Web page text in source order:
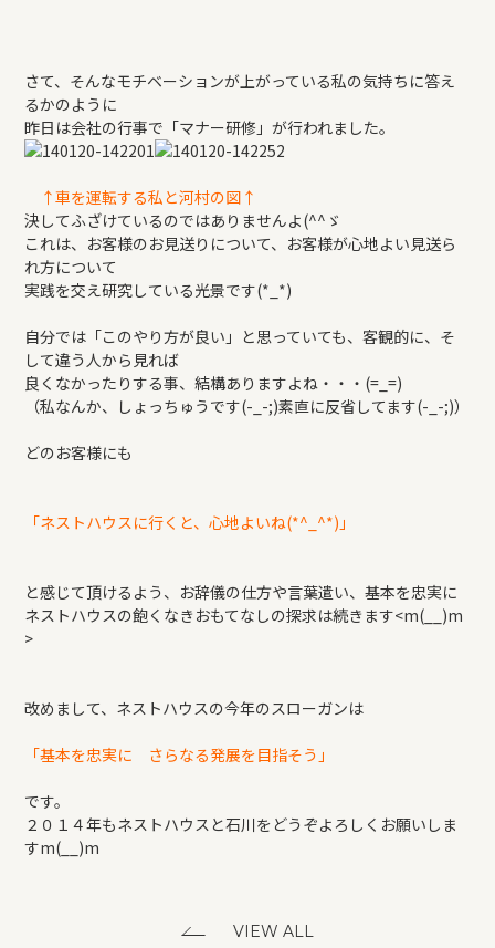
新築住宅のお問い合わせ
さて、そんなモチベーションが上がっている私の気持ちに答え
るかのように
昨日は会社の行事で「マナー研修」が行われました。
↑車を運転する私と河村の図↑
決してふざけているのではありませんよ(^^ゞ
これは、お客様のお見送りについて、お客様が心地よい見送ら
れ方について
実践を交え研究している光景です(*_*)
自分では「このやり方が良い」と思っていても、客観的に、そ
して違う人から見れば
良くなかったりする事、結構ありますよね・・・(=_=)
（私なんか、しょっちゅうです(-_-;)素直に反省してます(-_-;)）
どのお客様にも
「ネストハウスに行くと、心地よいね(*^_^*)」
と感じて頂けるよう、お辞儀の仕方や言葉遣い、基本を忠実に
ネストハウスの飽くなきおもてなしの探求は続きます<m(__)m
>
改めまして、ネストハウスの今年のスローガンは
「基本を忠実に さらなる発展を目指そう」
です。
２０１４年もネストハウスと石川をどうぞよろしくお願いしま
すm(__)m
VIEW ALL